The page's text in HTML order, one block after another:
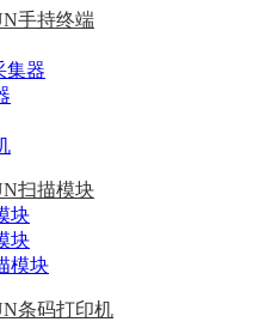
手持终端
集器
扫描模块
块
块
模块
条码打印机